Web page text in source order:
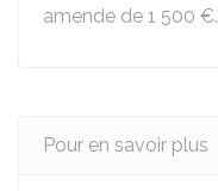
amende de 1 500 €.
Pour en savoir plus